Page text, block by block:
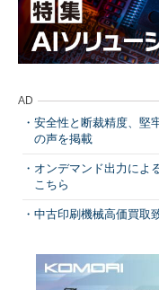
AD
安全性と断裁精度、堅
の声を掲載
オンデマンド出力によ
こちら
中古印刷機械高価買取